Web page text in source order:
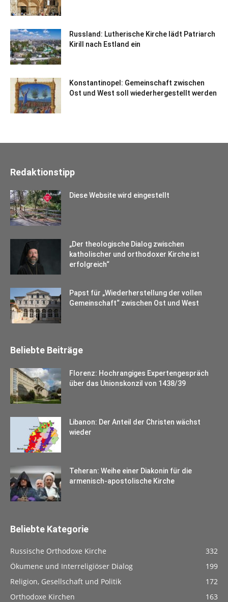
Russland: Lutherische Kirche lädt Patriarch
Kirill nach Estland ein
Konstantinopel: Gemeinschaft zwischen
Ost und West soll wiederhergestellt werden
Redaktionstipp
Diese Website wird eingestellt
„Der theologische Dialog zwischen
katholischer und orthodoxer Kirche ist
erfolgreich“
Papst für „Wiederherstellung der vollen
Gemeinschaft“ zwischen Ost und West
Beliebte Beiträge
Florenz: Hochrangiges Expertengespräch
über das Unionskonzil von 1438/39
Libanon: Der Anteil der Christen wächst
wieder
Teheran: Weihe einer Diakonin für die
armenisch-apostolische Kirche
Beliebte Kategorie
Russische Orthodoxe Kirche
332
Ökumene und Interreligiöser Dialog
199
Religion, Gesellschaft und Politik
172
Orthodoxe Kirchen
163